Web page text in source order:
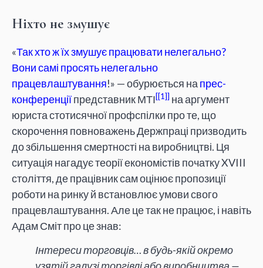
Ніхто не змушує
«Так хто ж їх змушує працювати нелегально?
Вони самі просять нелегально
працевлаштування!» — обурюється на прес-
конференціїпредставник МТІ [1]
на аргумент
юриста стотисячної профспілки про те, що
скорочення повноважень Держпраці призводить
до збільшення смертності на виробництві. Ця
ситуація нагадує теорії економістів початку XVIII
століття, де працівник сам оцінює пропозиції
роботи на ринку й встановлює умови свого
працевлаштування. Але це так не працює, і навіть
Адам Сміт про це знав:
Інтереси торговців… в будь-якій окремо